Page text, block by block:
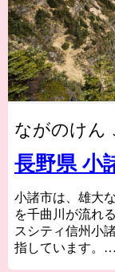
ながのけん
長野県 小
小諸市は、雄大
を千曲川が流れ
スシティ信州小
指しています。